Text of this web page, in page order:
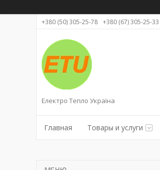
+380 (50) 305-25-78 +380 (67) 305-25-33
Електро Тепло Україна
Главная Товары и услуги